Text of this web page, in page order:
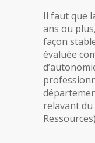
Il faut que
ans ou
façon
évaluée
relavant du